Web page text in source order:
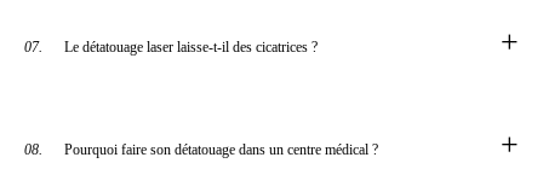
07. Le détatouage laser laisse-t-il des cicatrices ? +
08. Pourquoi faire son détatouage dans un centre médical ? +